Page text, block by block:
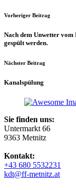
Vorheriger Beitrag
Nach dem Unwetter
gespült werden.
Nächster Beitrag
Kanalspülung
Sie finden uns:
Untermarkt 66
9363 Metnitz
Kontakt:
+43 680 5532231
kdt@ff-metnitz.at